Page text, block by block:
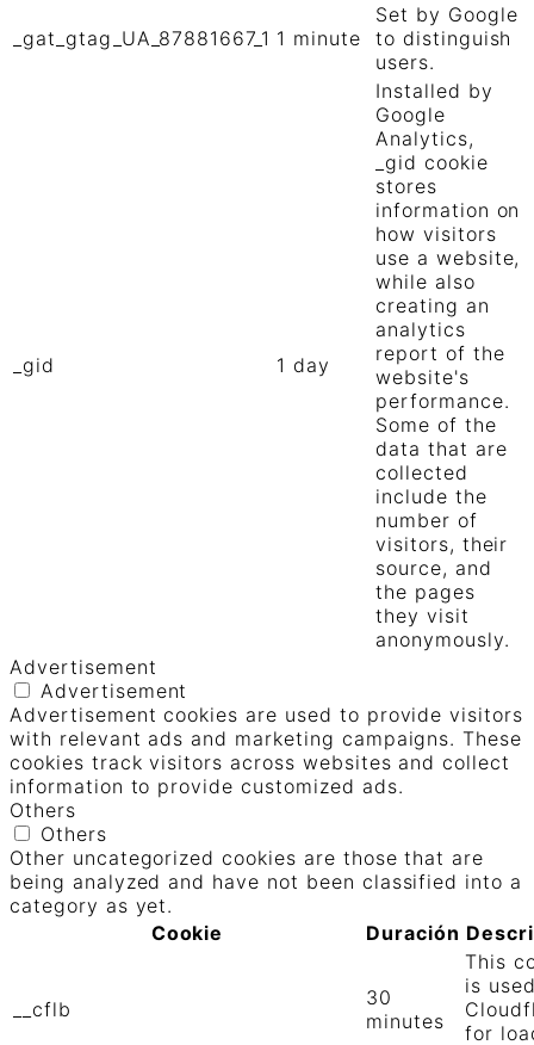
_gat_gtag_UA_87881667_1 1 minute
Set by Google
to distinguish
users.
_gid 1 day
Installed by
Google
Analytics,
_gid cookie
stores
information on
how visitors
use a website,
while also
creating an
analytics
report of the
website's
performance.
Some of the
data that are
collected
include the
number of
visitors, their
source, and
the pages
they visit
anonymously.
Advertisement
Advertisement
Advertisement cookies are used to provide visitors
with relevant ads and marketing campaigns. These
cookies track visitors across websites and collect
information to provide customized ads.
Others
Others
Other uncategorized cookies are those that are
being analyzed and have not been classified into a
category as yet.
Cookie
Duración
__cflb
30
minutes
This
is
for